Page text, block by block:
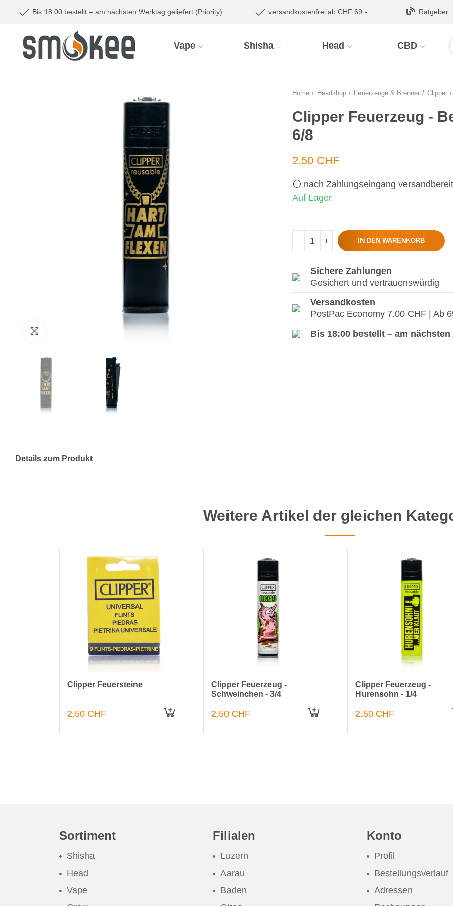
Bis 18:00 bestellt – am nächsten Werktag geliefert (Priority) versandkostenfrei ab CHF 69.- Ratgeber
Vape Shisha Head CBD
Home Headshop Feuerzeuge & Brenner Clipper
Clipper Feuerzeug -
6/8
2.50 CHF
nach Zahlungseingang versandbereit
Auf Lager
IN DEN WARENKORB
Sichere Zahlungen
Gesichert und vertrauenswürdig
Versandkosten
PostPac Economy 7.00 CHF | Ab
Bis 18:00 bestellt – am
Details zum Produkt
Weitere Artikel der gleichen
Clipper Feuersteine
2.50 CHF
Clipper Feuerzeug -
Schweinchen - 3/4
2.50 CHF
Clipper Feuerzeug -
Hurensohn - 1/4
2.50 CHF
Sortiment
Shisha
Head
Vape
Filialen
Luzern
Aarau
Baden
Konto
Profil
Bestellungsverlauf
Adressen